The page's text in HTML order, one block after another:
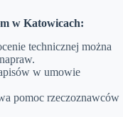
w Katowicach:
technicznej można
w umowie
pomoc rzeczoznawców